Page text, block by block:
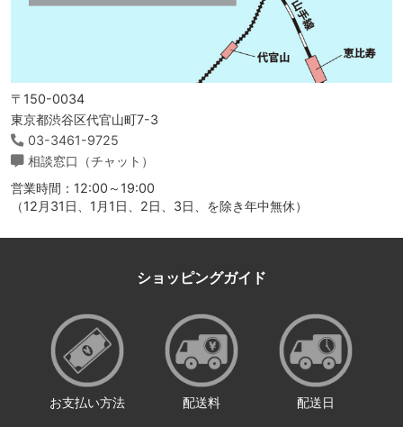
〒150-0034
東京都渋谷区代官山町7-3
03-3461-9725
相談窓口（チャット）
営業時間：12:00～19:00
（12月31日、1月1日、2日、3日、を除き年中無休）
ショッピングガイド
お支払い方法 配送料 配送日